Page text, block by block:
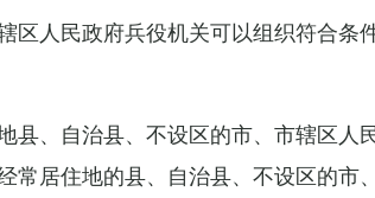
区人民政府兵役机关可以组织符合条
县、自治县、不设区的市、市辖区人
常居住地的县、自治县、不设区的市